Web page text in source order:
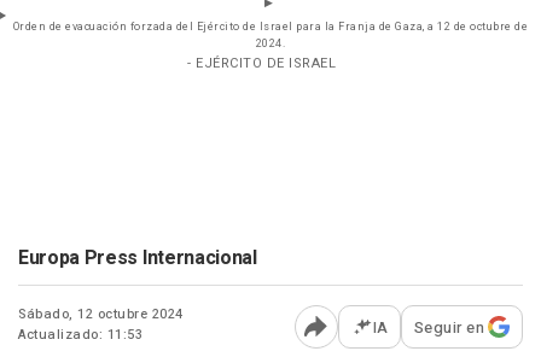
Orden de evacuación forzada del Ejército de Israel para la Franja de Gaza, a 12 de octubre de
2024.
- EJÉRCITO DE ISRAEL
Europa Press Internacional
Sábado, 12 octubre 2024
Actualizado: 11:53
Abrir opciones para
IA Seguir en